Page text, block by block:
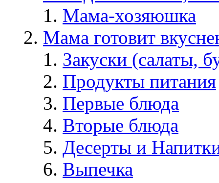
Мама-хозяюшка
Мама готовит
Закуски (салаты,
Продукты питания
Первые блюда
Вторые блюда
Десерты и
Выпечка